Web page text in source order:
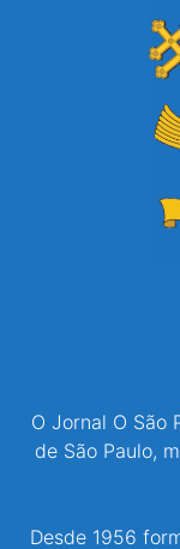
O Jornal O São
de São Paulo,
Desde 1956